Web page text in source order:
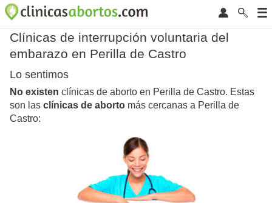
Clínicas de interrupción voluntaria del
embarazo en Perilla de Castro
Lo sentimos
No existen clínicas de aborto en Perilla de Castro. Estas
son las clínicas de aborto más cercanas a Perilla de
Castro: